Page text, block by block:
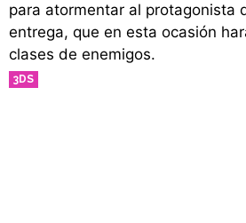
para atormentar al protagonista
entrega, que en esta ocasión
clases de enemigos.
3DS